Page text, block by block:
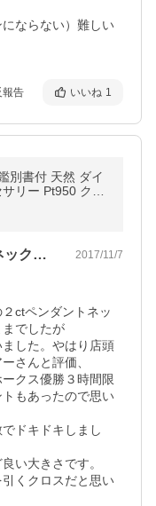
ならない）難しい
報告 いいね 1
別書付 天然 ダイ
リー Pt950 クロ
日前後の発送予定
誕生日＆御褒美に素敵なクロスネックレス 2017/11/7
ctペンダントネッ
でしたが
した。やはり店頭
さんと評価、
クス優勝３時間限
もあったので思い
ドキドキしまし
い大きさです。
くクロスだと思い